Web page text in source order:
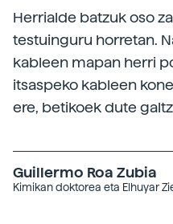
Herrialde batzuk oso
testuinguru horretan.
kableen mapan herri
itsaspeko kableen
ere, betikoek dute
Guillermo Roa Zubia
Kimikan doktorea eta Elhuyar